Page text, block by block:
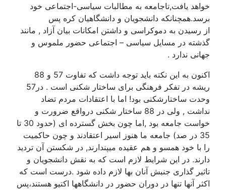
خواهد یافت,تاجامعه به مطالبات سیاسی-اجتماعی خود
برسد.همچنانکه دانشجویان و دانشگاهیان کره پس
از رسیدن به دموکراسی و داشتن امکانات بیان آزاد , مانند
گذشته در مسایل سیاسی – اجتماعی حضور ملموس و
جهانی ندارد .
اکنون به این نکته باید توجه داشت که تفاوت 57 و 88
ریشه در تفکر فرهنگی برای ساختار شکنی است . در57
وحدت ساختارشکنی بود! اما با اعتقادات مردم تضاد
نداشت , ولی در 88 ساختار شکنی درواقع ضرورت و
خواست جامعه بود ,اما چون بخش گسترده ای (حدود 30 تا
35 در صد) جامعه ما هنوز اسیر اعتقادند و چون حاکمیت
را با خود همسو و هم عقیده میپندارند, در شکستن آن تردید
دارند. در این شرایط لازم است که به نقش دانشجویان و
تاثیر گذاری جنبش آنان بها لازم داده شود .درست است که
اکثر آنها تنها در دوران حضور در دانشگاهها اکتیو هستند،پس